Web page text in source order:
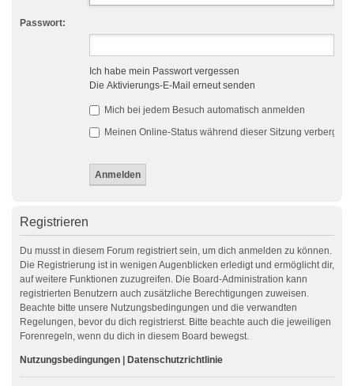
Passwort:
Ich habe mein Passwort vergessen
Die Aktivierungs-E-Mail erneut senden
Mich bei jedem Besuch automatisch anmelden
Meinen Online-Status während dieser Sitzung verbergen
Registrieren
Du musst in diesem Forum registriert sein, um dich anmelden zu können.
Die Registrierung ist in wenigen Augenblicken erledigt und ermöglicht dir,
auf weitere Funktionen zuzugreifen. Die Board-Administration kann
registrierten Benutzern auch zusätzliche Berechtigungen zuweisen.
Beachte bitte unsere Nutzungsbedingungen und die verwandten
Regelungen, bevor du dich registrierst. Bitte beachte auch die jeweiligen
Forenregeln, wenn du dich in diesem Board bewegst.
Nutzungsbedingungen Datenschutzrichtlinie